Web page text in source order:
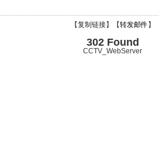
【复制链接】【转发邮件 】
302 Found
CCTV_WebServer